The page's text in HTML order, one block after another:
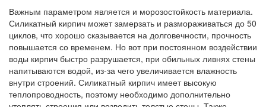
Важным параметром является и морозостойкость материала.
Силикатный кирпич может замерзать и размораживаться до 50
циклов, что хорошо сказывается на долговечности, прочность
повышается со временем. Но вот при постоянном воздействии
воды кирпич быстро разрушается, при обильных ливнях стены
напитываются водой, из-за чего увеличивается влажность
внутри строений. Силикатный кирпич имеет высокую
теплопроводность, поэтому необходимо дополнительно